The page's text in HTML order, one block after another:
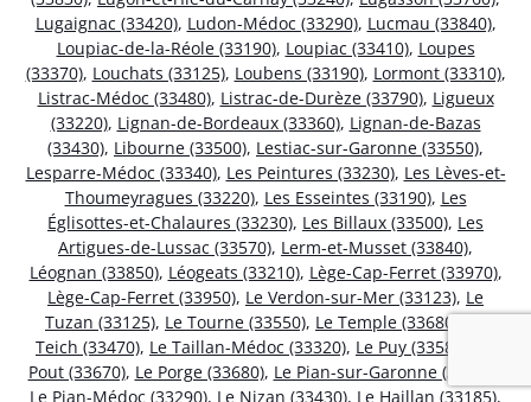
Lugaignac (33420), Ludon-Médoc (33290), Lucmau (33840),
Loupiac-de-la-Réole (33190), Loupiac (33410), Loupes
(33370), Louchats (33125), Loubens (33190), Lormont (33310),
Listrac-Médoc (33480), Listrac-de-Durèze (33790), Ligueux
(33220), Lignan-de-Bordeaux (33360), Lignan-de-Bazas
(33430), Libourne (33500), Lestiac-sur-Garonne (33550),
Lesparre-Médoc (33340), Les Peintures (33230), Les Lèves-et-
Thoumeyragues (33220), Les Esseintes (33190), Les
Églisottes-et-Chalaures (33230), Les Billaux (33500), Les
Artigues-de-Lussac (33570), Lerm-et-Musset (33840),
Léognan (33850), Léogeats (33210), Lège-Cap-Ferret (33970),
Lège-Cap-Ferret (33950), Le Verdon-sur-Mer (33123), Le
Tuzan (33125), Le Tourne (33550), Le Temple (33680),Le
Teich (33470), Le Taillan-Médoc (33320), Le Puy (33580)
Pout (33670), Le Porge (33680), Le Pian-sur-Garonne (33490)
Le Pian-Médoc (33290), Le Nizan (33430), Le Haillan (33185),